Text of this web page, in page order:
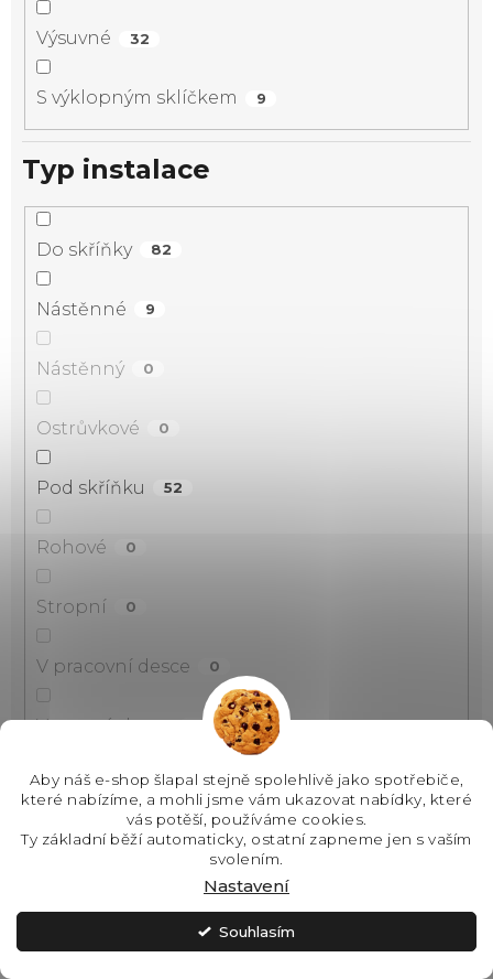
Aby náš e-shop šlapal stejně spolehlivě jako spotřebiče,
které nabízíme, a mohli jsme vám ukazovat nabídky, které
vás potěší, používáme cookies.
Ty základní běží automaticky, ostatní zapneme jen s vaším
svolením.
Nastavení
Souhlasím
Výsuvné 32
S výklopným sklíčkem 9
Typ instalace
Do skříňky 82
Nástěnné 9
Nástěnný 0
Ostrůvkové 0
Pod skříňku 52
Rohové 0
Stropní 0
V pracovní desce 0
Ve varné desce 0
Vestavné 85
Na zeď 9